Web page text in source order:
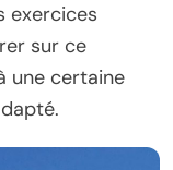
exercices
sur ce
une certaine